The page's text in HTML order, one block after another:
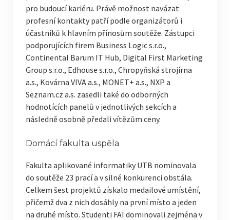
pro budoucí kariéru. Právě možnost navázat
profesní kontakty patří podle organizátorů i
účastníků k hlavním přínosům soutěže. Zástupci
podporujících firem Business Logic s.r.o.,
Continental Barum IT Hub, Digital First Marketing
Group s.r.o., Edhouse s.r.o., Chropyňská strojírna
a.s., Kovárna VIVA a.s., MONET+ a.s., NXP a
Seznam.cz a.s. zasedli také do odborných
hodnotících panelů v jednotlivých sekcích a
následně osobně předali vítězům ceny.
Domácí fakulta uspěla
Fakulta aplikované informatiky UTB nominovala
do soutěže 23 prací a v silné konkurenci obstála.
Celkem šest projektů získalo medailové umístění,
přičemž dva z nich dosáhly na první místo a jeden
na druhé místo. Studenti FAI dominovali zejména v